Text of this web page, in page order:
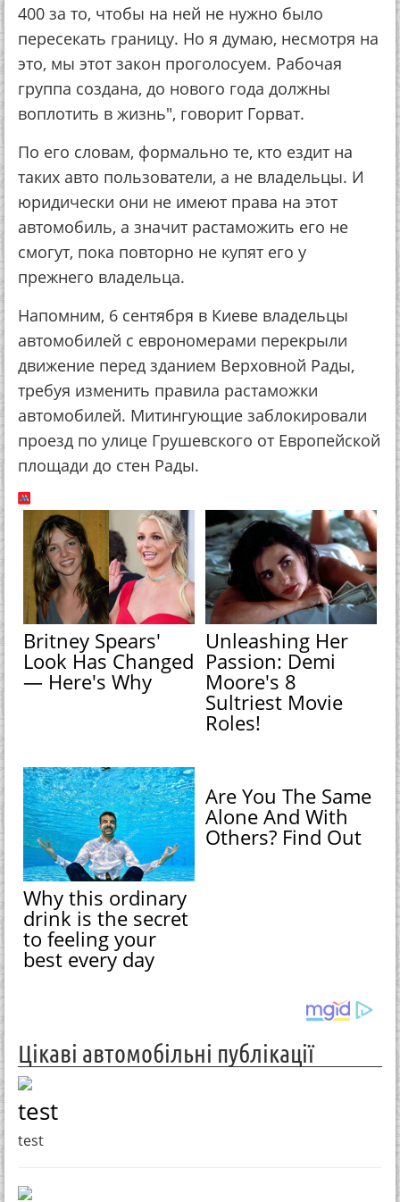
400 за то, чтобы на ней не нужно было
пересекать границу. Но я думаю, несмотря на
это, мы этот закон проголосуем. Рабочая
группа создана, до нового года должны
воплотить в жизнь", говорит Горват.
По его словам, формально те, кто ездит на
таких авто пользователи, а не владельцы. И
юридически они не имеют права на этот
автомобиль, а значит растаможить его не
смогут, пока повторно не купят его у
прежнего владельца.
Напомним, 6 сентября в Киеве владельцы
автомобилей с еврономерами перекрыли
движение перед зданием Верховной Рады,
требуя изменить правила растаможки
автомобилей. Митингующие заблокировали
проезд по улице Грушевского от Европейской
площади до стен Рады.
Britney Spears'
Look Has Changed
— Here's Why
Unleashing Her
Passion: Demi
Moore's 8
Sultriest Movie
Roles!
Why this ordinary
drink is the secret
to feeling your
best every day
Are You The Same
Alone And With
Others? Find Out
Цікаві автомобільні публікації
test
test